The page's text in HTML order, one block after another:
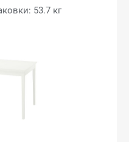
53.7 кг